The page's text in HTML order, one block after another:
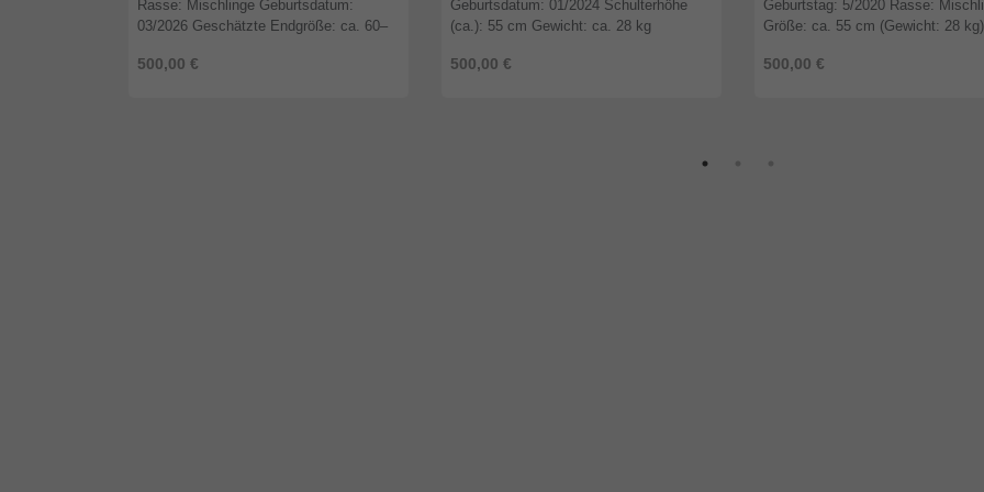
500,00 €
Rasse: Mischlinge Geburtsdatum:
03/2026 Geschätzte Endgröße: ca. 60–
Nein – zu jung Handicap: Nein
500,00 €
Geburtsdatum: 01/2024 Schulterhöhe
(ca.): 55 cm Gewicht: ca. 28 kg
Nein Temperament: freundlich,
500,00 €
Geburtstag: 5/2020 Rasse:
Größe: ca. 55 cm (Gewicht: 28 kg)
Das kennt der liebe Herkules